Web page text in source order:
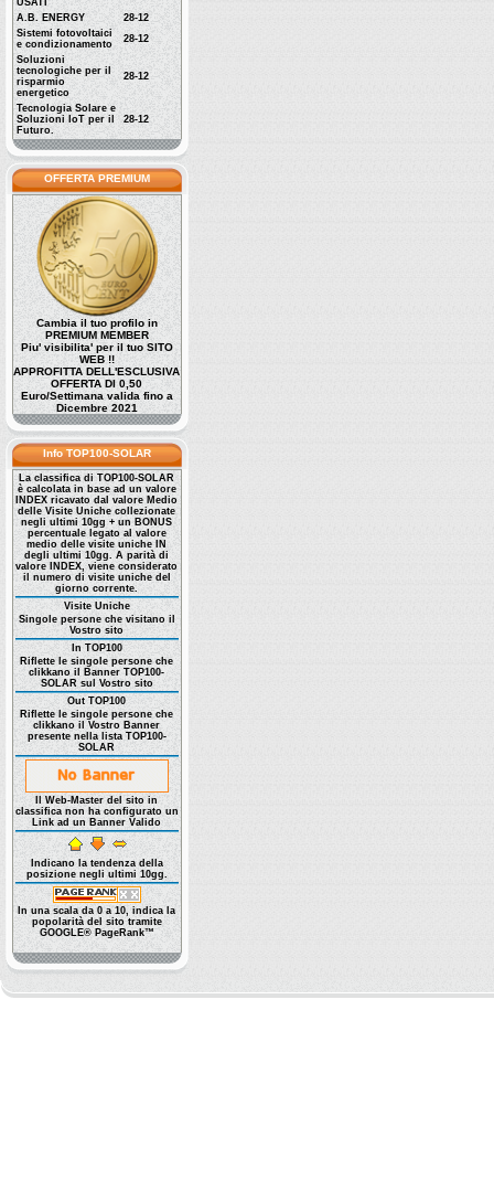
USATI
A.B. ENERGY
28-12
Sistemi fotovoltaici
e condizionamento
28-12
Soluzioni
tecnologiche per il
risparmio
energetico
28-12
Tecnologia Solare e
Soluzioni IoT per il
Futuro.
28-12
OFFERTA PREMIUM
Cambia il tuo profilo in
PREMIUM MEMBER
Piu' visibilita' per il tuo SITO
WEB !!
APPROFITTA DELL'ESCLUSIVA
OFFERTA DI 0,50
Euro/Settimana valida fino a
Dicembre 2021
Info TOP100-SOLAR
La classifica di TOP100-SOLAR
è calcolata in base ad un valore
INDEX ricavato dal valore Medio
delle Visite Uniche collezionate
negli ultimi 10gg + un BONUS
percentuale legato al valore
medio delle visite uniche IN
degli ultimi 10gg. A parità di
valore INDEX, viene considerato
il numero di visite uniche del
giorno corrente.
Visite Uniche
Singole persone che visitano il
Vostro sito
In TOP100
Riflette le singole persone che
clikkano il Banner TOP100-
SOLAR sul Vostro sito
Out TOP100
Riflette le singole persone che
clikkano il Vostro Banner
presente nella lista TOP100-
SOLAR
Il Web-Master del sito in
classifica non ha configurato un
Link ad un Banner Valido
Indicano la tendenza della
posizione negli ultimi 10gg.
In una scala da 0 a 10, indica la
popolarità del sito tramite
GOOGLE® PageRank™